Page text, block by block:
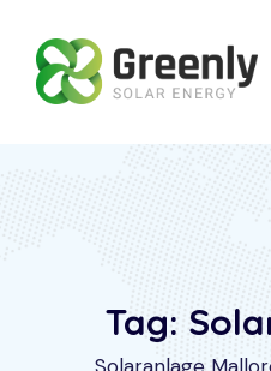
content
Tag:
Solaranlage